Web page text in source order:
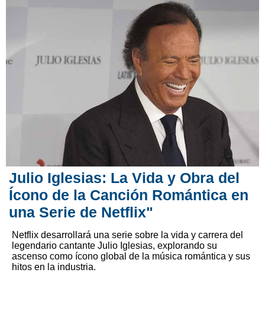
Julio Iglesias: La Vida y Obra del
Ícono de la Canción Romántica en
una Serie de Netflix"
Netflix desarrollará una serie sobre la vida y carrera del
legendario cantante Julio Iglesias, explorando su
ascenso como ícono global de la música romántica y sus
hitos en la industria.